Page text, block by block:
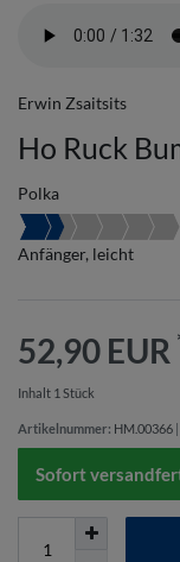
Erwin Zsaitsits
Ho Ruck
Polka
Anfänger, leicht
52,90 EUR
Inhalt 1 Stück
Artikelnummer: HM.00366
Sofort